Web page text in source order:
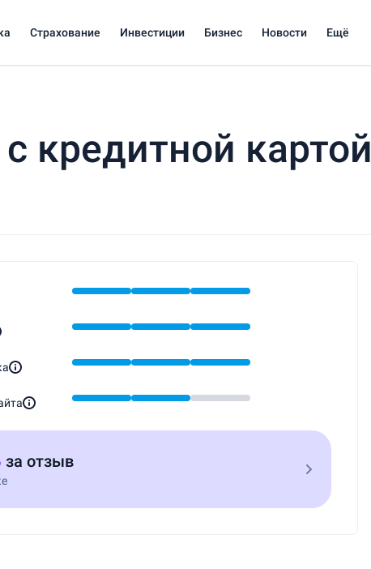
Страхование Инвестиции Бизнес Новости Ещё
кредитной картой
за отзыв